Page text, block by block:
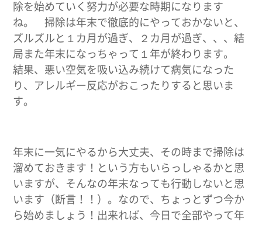
除を始めていく努力が必要な時期になります
ね。 掃除は年末で徹底的にやっておかないと、
ズルズルと１カ月が過ぎ、２カ月が過ぎ、、、結
局また年末になっちゃって１年が終わります。
結果、悪い空気を吸い込み続けて病気になった
り、アレルギー反応がおこったりすると思いま
す。
年末に一気にやるから大丈夫、その時まで掃除は
溜めておきます！という方もいらっしゃるかと思
いますが、そんなの年末なっても行動しないと思
います（断言！！）。なので、ちょっとずつ今か
ら始めましょう！出来れば、今日で全部やって年